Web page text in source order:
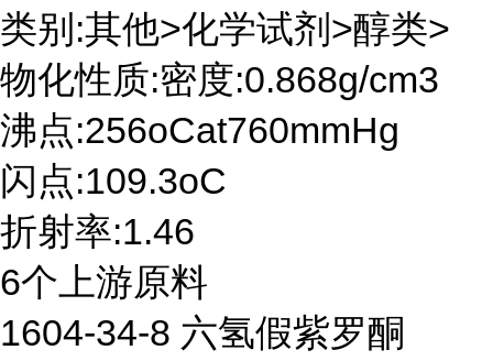
类别:其他>化学试剂>醇类>
物化性质:密度:0.868g/cm3
沸点:256oCat760mmHg
闪点:109.3oC
折射率:1.46
6个上游原料
1604-34-8 六氢假紫罗酮